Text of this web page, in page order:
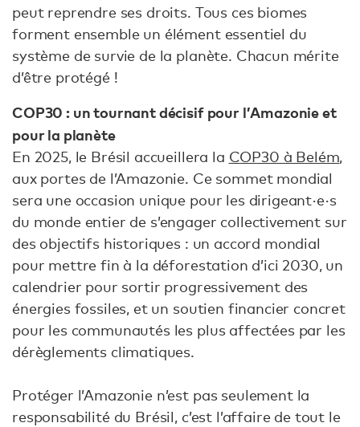
peut reprendre ses droits. Tous ces biomes
forment ensemble un élément essentiel du
système de survie de la planète. Chacun mérite
d’être protégé !
COP30 : un tournant décisif pour l’Amazonie et
pour la planète
En 2025, le Brésil accueillera la COP30 à Belém,
aux portes de l’Amazonie. Ce sommet mondial
sera une occasion unique pour les dirigeant·e·s
du monde entier de s’engager collectivement sur
des objectifs historiques : un accord mondial
pour mettre fin à la déforestation d’ici 2030, un
calendrier pour sortir progressivement des
énergies fossiles, et un soutien financier concret
pour les communautés les plus affectées par les
dérèglements climatiques.
Protéger l’Amazonie n’est pas seulement la
responsabilité du Brésil, c’est l’affaire de tout le